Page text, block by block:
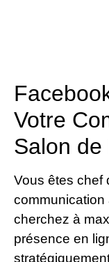
Votre
Salon de
Vous êtes chef
communication
cherchez à
présence en